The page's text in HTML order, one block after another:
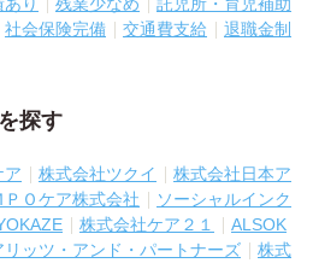
り
残業少なめ
託児所・育児補助
社会保険完備 交通費支給
退職金制
探す
ア 株式会社ツクイ
株式会社日本ア
ＰＯケア株式会社
ソーシャルインク
株式会社ケア２１
ALSOK
ッツ・アンド・パートナーズ
株式